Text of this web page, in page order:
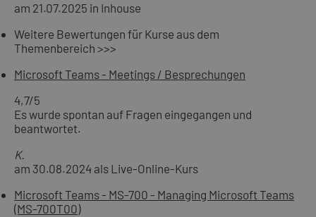
am 21.07.2025 in Inhouse
Weitere Bewertungen für Kurse aus dem
Themenbereich >>>
Microsoft Teams - Meetings / Besprechungen
4,7/5
Es wurde spontan auf Fragen eingegangen und
beantwortet.
K.
am 30.08.2024 als Live-Online-Kurs
Microsoft Teams - MS-700 - Managing Microsoft Teams
(MS-700T00)